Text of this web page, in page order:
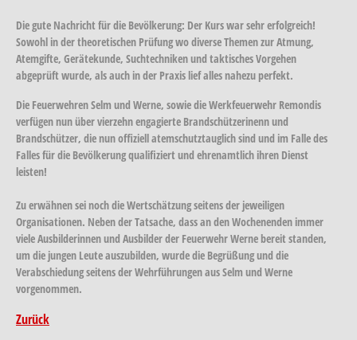
Die gute Nachricht für die Bevölkerung: Der Kurs war sehr erfolgreich!
Sowohl in der theoretischen Prüfung wo diverse Themen zur Atmung,
Atemgifte, Gerätekunde, Suchtechniken und taktisches Vorgehen
abgeprüft wurde, als auch in der Praxis lief alles nahezu perfekt.
Die Feuerwehren Selm und Werne, sowie die Werkfeuerwehr Remondis
verfügen nun über vierzehn engagierte Brandschützerinenn und
Brandschützer, die nun offiziell atemschutztauglich sind und im Falle des
Falles für die Bevölkerung qualifiziert und ehrenamtlich ihren Dienst
leisten!
Zu erwähnen sei noch die Wertschätzung seitens der jeweiligen
Organisationen. Neben der Tatsache, dass an den Wochenenden immer
viele Ausbilderinnen und Ausbilder der Feuerwehr Werne bereit standen,
um die jungen Leute auszubilden, wurde die Begrüßung und die
Verabschiedung seitens der Wehrführungen aus Selm und Werne
vorgenommen.
Zurück